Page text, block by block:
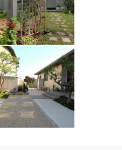
［CASE 116］各務
原市 K様